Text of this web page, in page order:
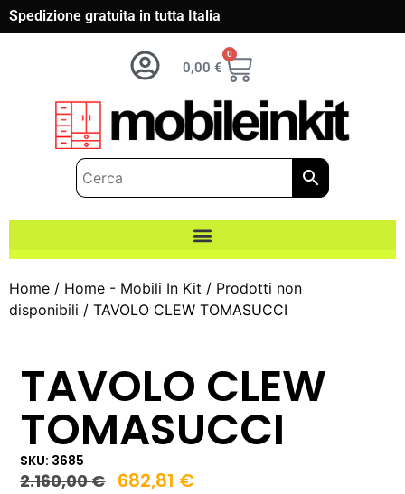
Spedizione gratuita in tutta Italia
0,00 €
0
Home / Home - Mobili In Kit / Prodotti non
disponibili / TAVOLO CLEW TOMASUCCI
TAVOLO CLEW
TOMASUCCI
SKU: 3685
2.160,00€ 682,81 €